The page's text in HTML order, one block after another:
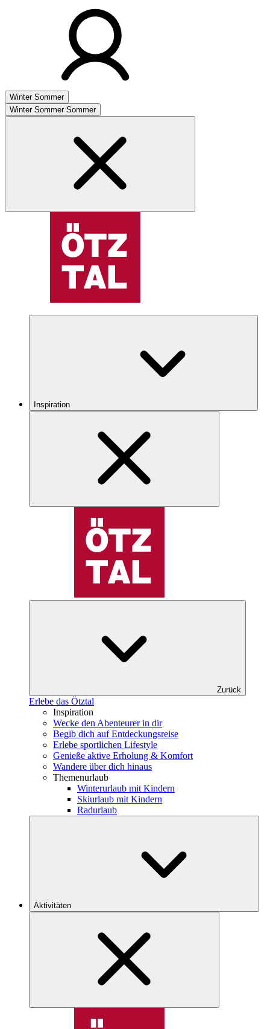
Winter Sommer
Winter Sommer Sommer
Inspiration
Zurück
Erlebe das Ötztal
Inspiration
Wecke den Abenteurer in dir
Begib dich auf Entdeckungsreise
Erlebe sportlichen Lifestyle
Genieße aktive Erholung & Komfort
Wandere über dich hinaus
Themenurlaub
Winterurlaub mit Kindern
Skiurlaub mit Kindern
Radurlaub
Aktivitäten